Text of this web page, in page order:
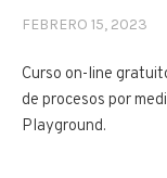
FEBRERO 15, 2023
Curso on-line
de procesos por
Playground.